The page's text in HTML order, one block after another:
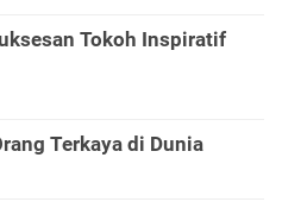
Tokoh Inspiratif
Terkaya di Dunia